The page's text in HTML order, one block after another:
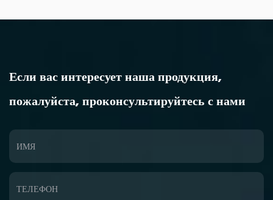
Если вас интересует наша продукция,
пожалуйста, проконсультируйтесь с нами